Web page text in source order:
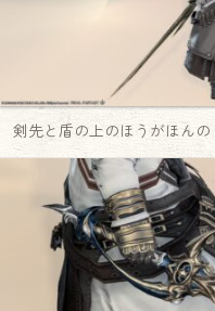
剣先と盾の上のほうがほんの